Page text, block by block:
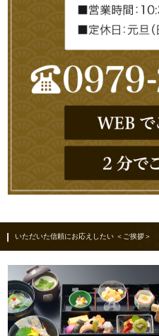
いただいた信頼にお応えしたい ＜ご挨拶＞